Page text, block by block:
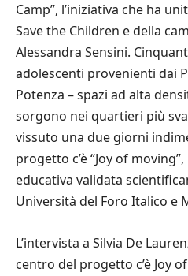
Camp”, l’iniziativa che ha
Save the Children e della
Alessandra Sensini.
adolescenti provenienti dai
Potenza – spazi ad alta
sorgono nei quartieri più
vissuto una due giorni
progetto c’è “Joy of
educativa validata
Università del Foro Italico e
L’intervista a Silvia De
centro del progetto c’è Joy